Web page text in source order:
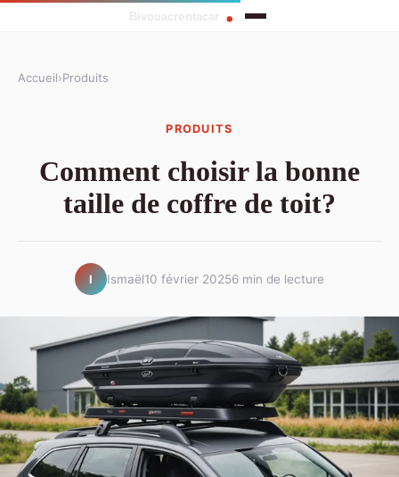
Accueil›Produits
PRODUITS
Comment choisir la bonne
taille de coffre de toit?
I Ismaël10 février 20256 min de lecture